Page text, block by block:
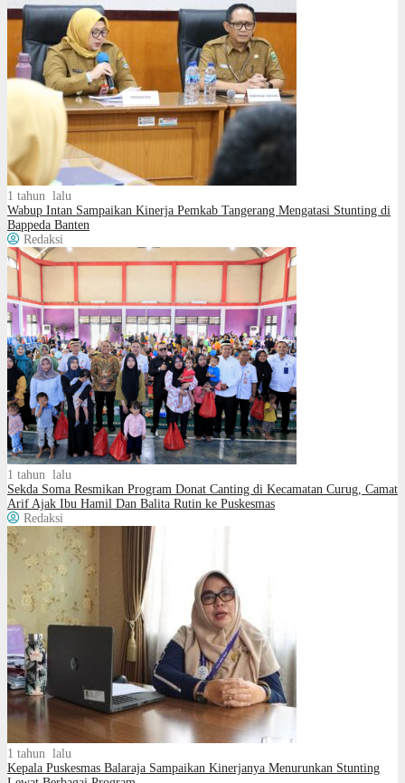
1 tahun lalu
Wabup Intan Sampaikan Kinerja Pemkab Tangerang Mengatasi Stunting di
Bappeda Banten
Redaksi
1 tahun lalu
Sekda Soma Resmikan Program Donat Canting di Kecamatan Curug, Camat
Arif Ajak Ibu Hamil Dan Balita Rutin ke Puskesmas
Redaksi
1 tahun lalu
Kepala Puskesmas Balaraja Sampaikan Kinerjanya Menurunkan Stunting